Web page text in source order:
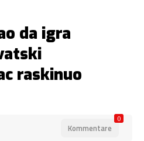
da igra
raskinuo
Kommentare
0